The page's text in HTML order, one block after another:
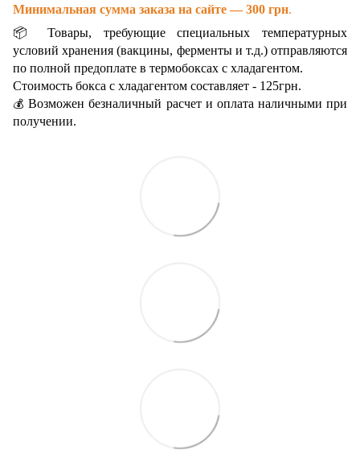
Минимальная сумма заказа на сайте — 300 грн.
📦 Товары, требующие специальных температурных
условий хранения (вакцины, ферменты и т.д.) отправляются
по полной предоплате в термобоксах с хладагентом.
Стоимость бокса с хладагентом составляет - 125грн.
💰Возможен безналичный расчет и оплата наличными при
получении.